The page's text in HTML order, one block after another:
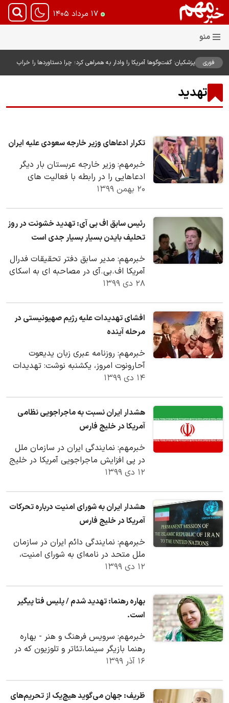
۱۷ مرداد ۱۴۰۵
فوری
پزشکیان: گفت‌وگوها آمریکا را وادار به همراهی کرد؛ چرا دستاوردها را خراب
تهدید
تکرار ادعاهای وزیر خارجه سعودی علیه ایران
خبرمهم: وزیر خارجه عربستان بار دیگر
ادعاهایی را در رابطه با فعالیت های
هسته ای و موشکی علیه ایران مطرح کرد.
۲۰ بهمن ۱۳۹۹
رئیس سابق اف بی آی: تهدید خشونت در روز
تحلیف بایدن بسیار بسیار جدی است
خبرمهم: مدیر سابق دفتر تحقیقات فدرال
آمریکا اف.بی.آی در مصاحبه ای به اسکای
نیوز گفت نسبت به تهدید خشونت از
۲۸ دی ۱۳۹۹
افشای تهدیدات علیه رژیم صهیونیستی در
مرحله آینده
خبرمهم: روزنامه عبری زبان یدیعوت
آحارونوت امروز، یکشنبه نوشت: تهدیدات
بی‌شماری در مرحله آینده در مقابل
۱۴ دی ۱۳۹۹
هشدار ایران نسبت به ماجراجویی نظامی
آمریکا در خلیج فارس
خبرمهم: نمایندگی ایران در سازمان ملل
در پی افزایش ماجراجویی آمریکا در خلیج
فارس نامه ای را خطاب به رییس شورای
۱۲ دی ۱۳۹۹
هشدار ایران به شورای امنیت درباره تحرکات
آمریکا در خلیج فارس
خبرمهم: نمایندگی دائم ایران در سازمان
ملل متحد در نامه‌ای به شورای امنیت،
نسبت به هرگونه ماجراجوئی نظامی آمریکا
۱۲ دی ۱۳۹۹
بهاره رهنما: تهدید شدم / پلیس فتا پیگیر
است.
خبرمهم: سرویس فرهنگ و هنر - بهاره
رهنما بازیگر سینما،تئاتر و تلوزیون که در
کامنت های اینستاگرامی تهدید به مرگ
۱۶ آذر ۱۳۹۹
ظریف: جهان می‌گوید هیچ‌یک از تحریم‌های